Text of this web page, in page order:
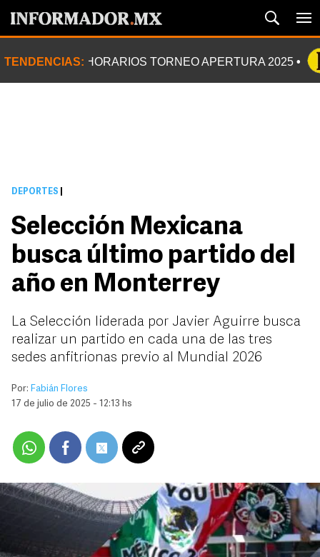
TENDENCIAS: HORARIOS TORNEO APERTURA 2025
DEPORTES
Selección Mexicana
busca último partido del
año en Monterrey
La Selección liderada por Javier Aguirre busca
realizar un partido en cada una de las tres
sedes anfitrionas previo al Mundial 2026
Por: Fabián Flores
17 de julio de 2025 - 12:13 hs